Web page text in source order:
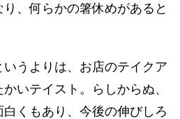
、何らかの箸休めがあると
うよりは、お店のテイクア
いテイスト。らしからぬ、
くもあり、今後の伸びしろ